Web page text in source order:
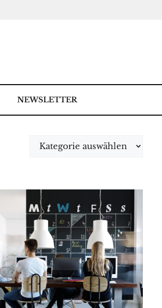
NEWSLETTER
Kategorien